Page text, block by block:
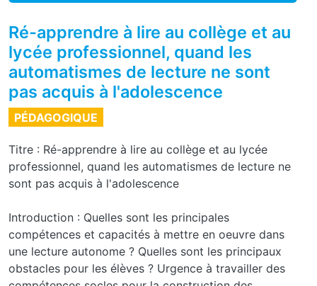
Ré-apprendre à lire au collège et au
lycée professionnel, quand les
automatismes de lecture ne sont
pas acquis à l'adolescence
PÉDAGOGIQUE
Titre : Ré-apprendre à lire au collège et au lycée
professionnel, quand les automatismes de lecture ne
sont pas acquis à l'adolescence
Introduction : Quelles sont les principales
compétences et capacités à mettre en oeuvre dans
une lecture autonome ? Quelles sont les principaux
obstacles pour les élèves ? Urgence à travailler des